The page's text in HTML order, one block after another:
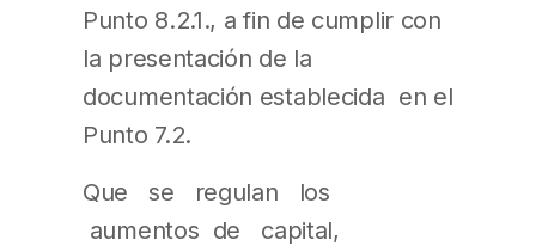
Punto 8.2.1., a fin de cumplir con
la presentación de la
documentación establecida en el
Punto 7.2.
Que se regulan los
aumentos de capital,